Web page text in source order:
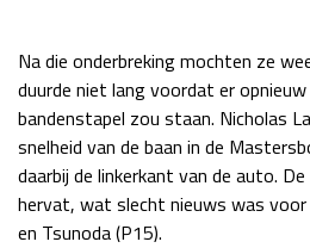
Na die onderbreking mochten ze
duurde niet lang voordat er opnieuw
bandenstapel zou staan. Nicholas
snelheid van de baan in de
daarbij de linkerkant van de auto.
hervat, wat slecht nieuws was
en Tsunoda (P15).